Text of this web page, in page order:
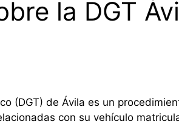
la DGT
(DGT) de Ávila es un
con su vehículo